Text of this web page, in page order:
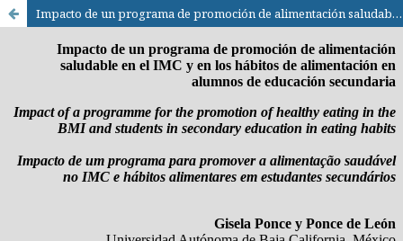
Impacto de un programa de promoción de alimentación saludable en el IMC y en los hábitos de alimentación en alumnos de educación secundaria / Impact of a programme for the promotion of healthy eating in the BMI and students in secondary education in eating habits